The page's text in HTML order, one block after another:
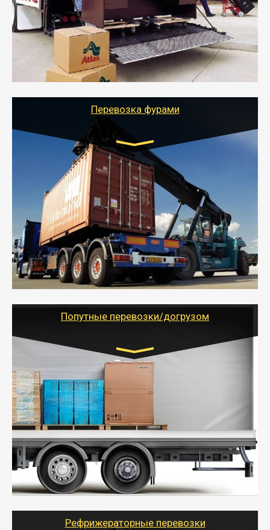
- Служебный или военный переезд может быть на
отдельном авто или догрузом (по меньшей
стоимости).
- Тайгер Логистик подберет автотранспорт, быстро и
качественно организует переезд к новому месту
службы или работы с гарантией сохранности груза и
оформлением документов, подтверждающих
Перевозка фурами
Транспорт:
Еврофура Тент от 5 до 10 тонн
грузоподъемность
от 10 000 руб. Возможен догруз
- Доставка фурой до 20 т возможна для больших
объемов грузов, упакованных в коробки, мешки,
паллеты и россыпью в самые отдаленные места
России с гарантией полной сохранности.
- Тайгер Логистик предоставляет услуги по
грузоперевозкам для физических и юридических лиц
Попутные перевозки/догрузом
Транспорт:
Газель (1,5 и 3 тонны), Бычок, Еврофура от 5 до
10 тонн
от 5000 руб. Возможен догруз
- Экономный способ доставить вещи от 200 кг в
другой город - догрузом или попутно. Попутные
грузоперевозки для физлиц, ИП и юрлиц обходятся
дешевле.
- Тайгер Логистик организует доставку
крупногабаритных и личных вещей по нужному
для погрузочно-разгрузочных работ при перевозке.
Рефрижераторные перевозки